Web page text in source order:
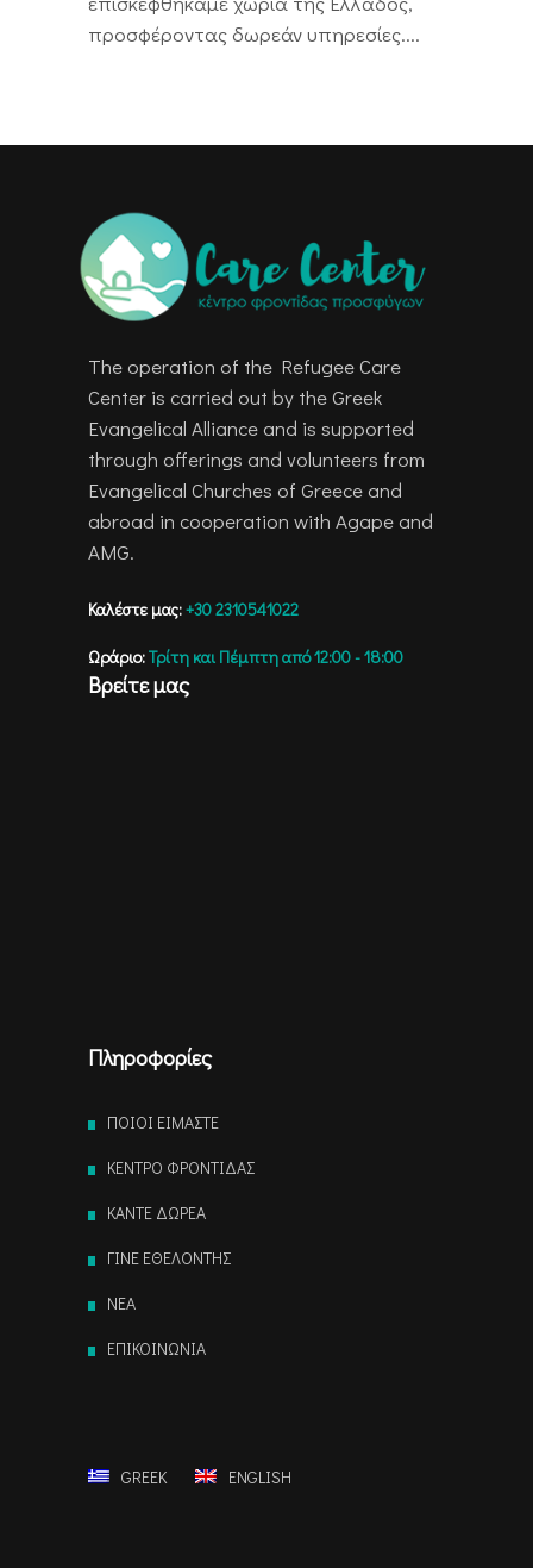
προσφέροντας δωρεάν υπηρεσίες....
The operation of the Refugee Care
Center is carried out by the Greek
Evangelical Alliance and is supported
through offerings and volunteers from
Evangelical Churches of Greece and
abroad in cooperation with Agape and
AMG.
Καλέστε μας:+30 2310541022
Ωράριο:Τρίτη και Πέμπτη από 12:00 - 18:00
Βρείτε μας
Πληροφορίες
ΠΟΙΟΙ ΕΙΜΑΣΤΕ
ΚΕΝΤΡΟ ΦΡΟΝΤΙΔΑΣ
ΚΑΝΤΕ ΔΩΡΕΑ
ΓΙΝΕ ΕΘΕΛΟΝΤΗΣ
NEA
ΕΠΙΚΟΙΝΩΝΙΑ
GREEK ENGLISH